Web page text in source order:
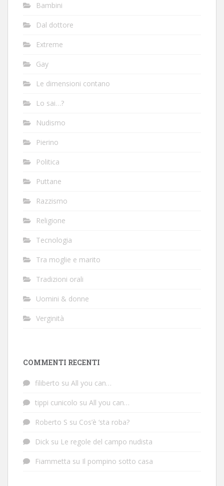
Bambini
Dal dottore
Extreme
Gay
Le dimensioni contano
Lo sai…?
Nudismo
Pierino
Politica
Puttane
Razzismo
Religione
Tecnologia
Tra moglie e marito
Tradizioni orali
Uomini & donne
Verginità
COMMENTI RECENTI
filiberto su All you can…
tippi cunicolo su All you can…
Roberto S su Cos’è ‘sta roba?
Dick su Le regole del campo nudista
Fiammetta su Il pompino sotto casa